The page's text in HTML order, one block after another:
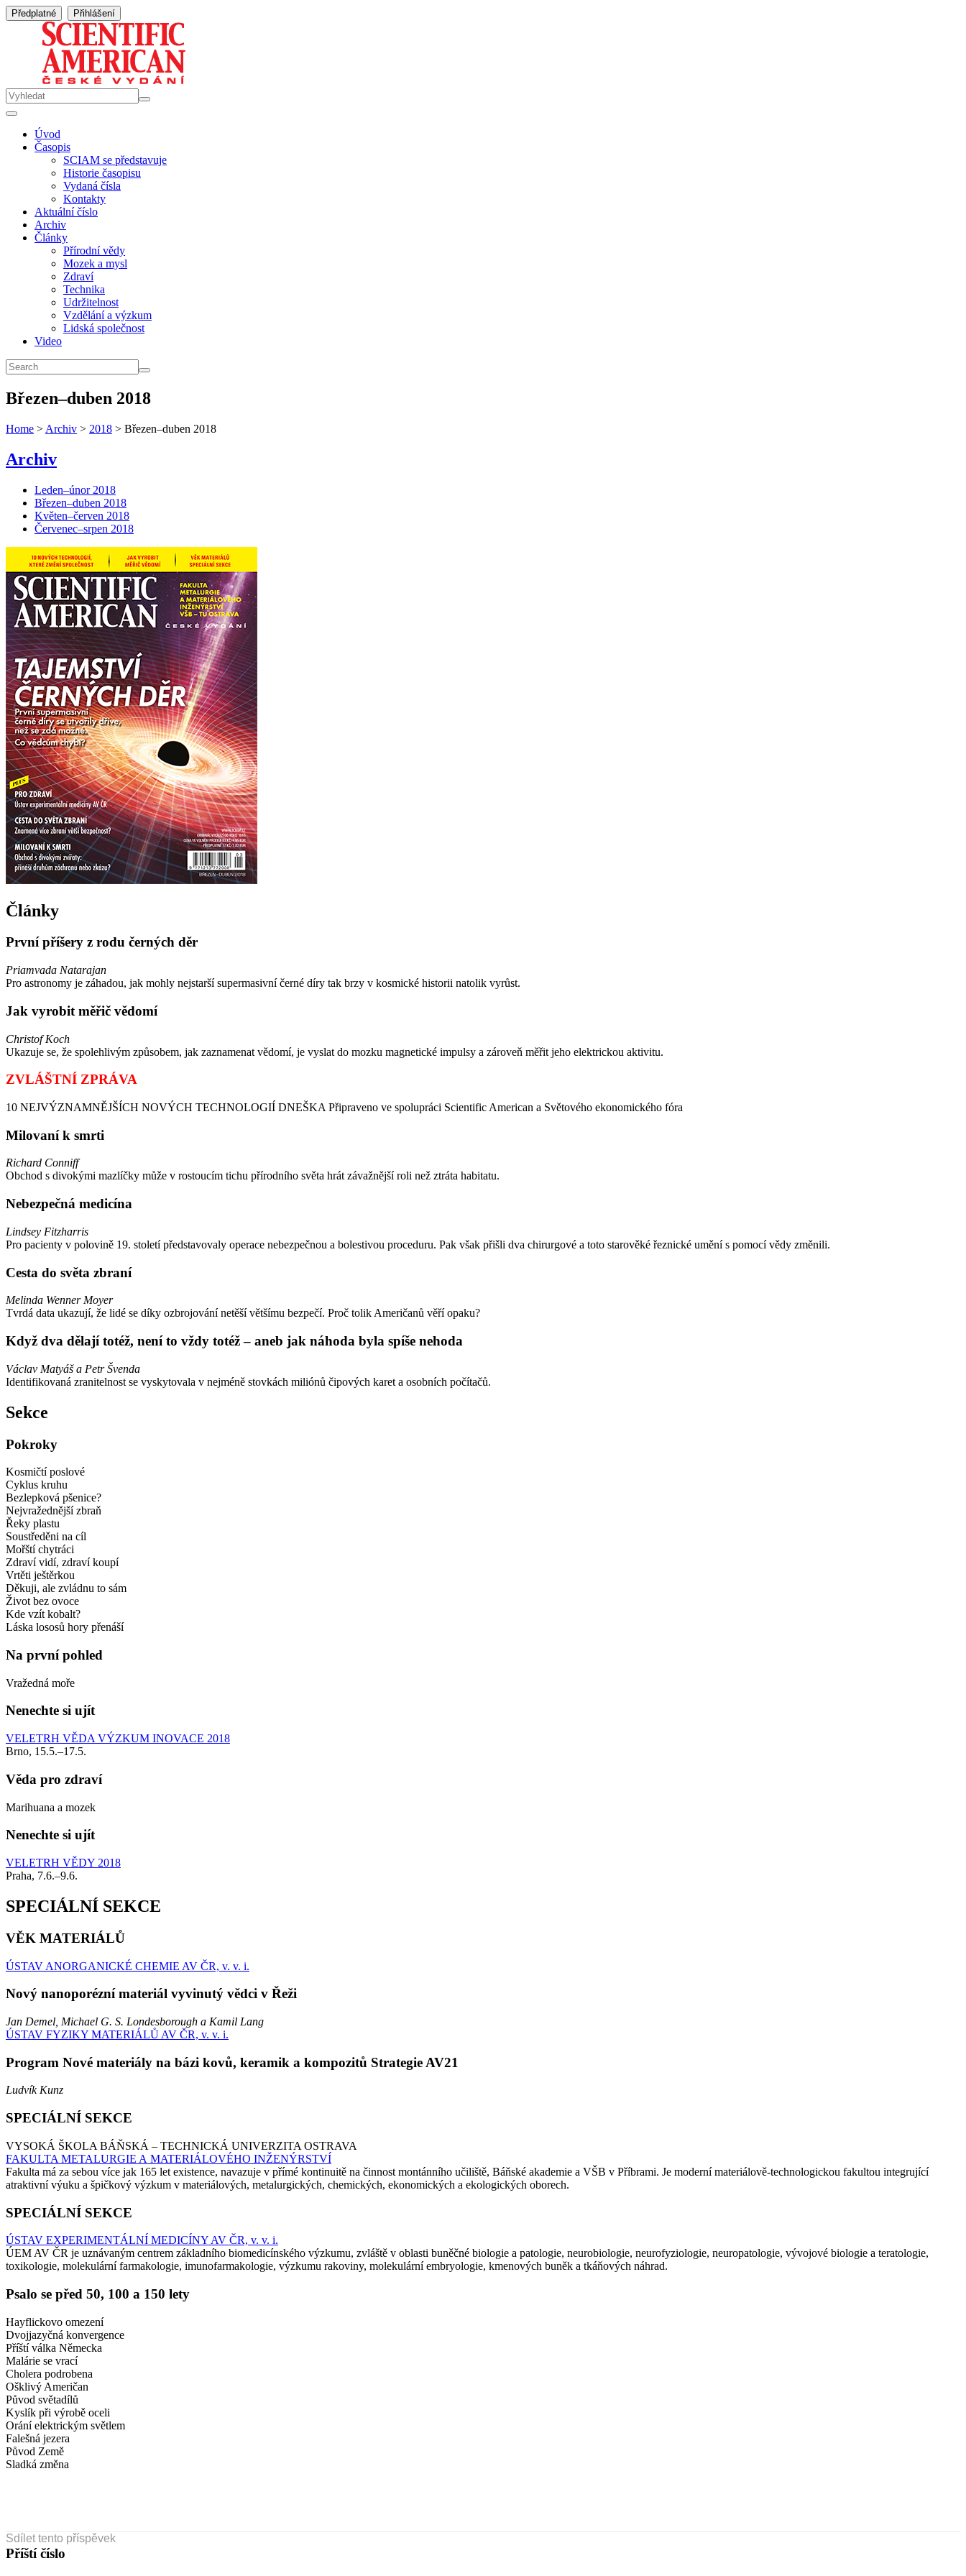
Předplatné Přihlášení
Úvod
Časopis
SCIAM se představuje
Historie časopisu
Vydaná čísla
Kontakty
Aktuální číslo
Archiv
Články
Přírodní vědy
Mozek a mysl
Zdraví
Technika
Udržitelnost
Vzdělání a výzkum
Lidská společnost
Video
Březen–duben 2018
Home > Archiv > 2018 > Březen–duben 2018
Archiv
Leden–únor 2018
Březen–duben 2018
Květen–červen 2018
Červenec–srpen 2018
Články
První příšery z rodu černých děr
Priamvada Natarajan
Pro astronomy je záhadou, jak mohly nejstarší supermasivní černé díry tak brzy v kosmické historii natolik vyrůst.
Jak vyrobit měřič vědomí
Christof Koch
Ukazuje se, že spolehlivým způsobem, jak zaznamenat vědomí, je vyslat do mozku magnetické impulsy a zároveň měřit jeho elektrickou aktivitu.
ZVLÁŠTNÍ ZPRÁVA
10 NEJVÝZNAMNĚJŠÍCH NOVÝCH TECHNOLOGIÍ DNEŠKA Připraveno ve spolupráci Scientific American a Světového ekonomického fóra
Milovaní k smrti
Richard Conniff
Obchod s divokými mazlíčky může v rostoucím tichu přírodního světa hrát závažnější roli než ztráta habitatu.
Nebezpečná medicína
Lindsey Fitzharris
Pro pacienty v polovině 19. století představovaly operace nebezpečnou a bolestivou proceduru. Pak však přišli dva chirurgové a toto starověké řeznické umění s pomocí vědy změnili.
Cesta do světa zbraní
Melinda Wenner Moyer
Tvrdá data ukazují, že lidé se díky ozbrojování netěší většímu bezpečí. Proč tolik Američanů věří opaku?
Když dva dělají totéž, není to vždy totéž – aneb jak náhoda byla spíše nehoda
Václav Matyáš a Petr Švenda
Identifikovaná zranitelnost se vyskytovala v nejméně stovkách miliónů čipových karet a osobních počítačů.
Sekce
Pokroky
Kosmičtí poslové
Cyklus kruhu
Bezlepková pšenice?
Nejvražednější zbraň
Řeky plastu
Soustředěni na cíl
Mořští chytráci
Zdraví vidí, zdraví koupí
Vrtěti ještěrkou
Děkuji, ale zvládnu to sám
Život bez ovoce
Kde vzít kobalt?
Láska lososů hory přenáší
Na první pohled
Vražedná moře
Nenechte si ujít
VELETRH VĚDA VÝZKUM INOVACE 2018
Brno, 15.5.–17.5.
Věda pro zdraví
Marihuana a mozek
Nenechte si ujít
VELETRH VĚDY 2018
Praha, 7.6.–9.6.
SPECIÁLNÍ SEKCE
VĚK MATERIÁLŮ
ÚSTAV ANORGANICKÉ CHEMIE AV ČR, v. v. i.
Nový nanoporézní materiál vyvinutý vědci v Řeži
Jan Demel, Michael G. S. Londesborough a Kamil Lang
ÚSTAV FYZIKY MATERIÁLŮ AV ČR, v. v. i.
Program Nové materiály na bázi kovů, keramik a kompozitů Strategie AV21
Ludvík Kunz
SPECIÁLNÍ SEKCE
VYSOKÁ ŠKOLA BÁŇSKÁ – TECHNICKÁ UNIVERZITA OSTRAVA
FAKULTA METALURGIE A MATERIÁLOVÉHO INŽENÝRSTVÍ
Fakulta má za sebou více jak 165 let existence, navazuje v přímé kontinuitě na činnost montánního učiliště, Báňské akademie a VŠB v Příbrami. Je moderní materiálově-technologickou fakultou integrující
atraktivní výuku a špičkový výzkum v materiálových, metalurgických, chemických, ekonomických a ekologických oborech.
SPECIÁLNÍ SEKCE
ÚSTAV EXPERIMENTÁLNÍ MEDICÍNY AV ČR, v. v. i.
ÚEM AV ČR je uznávaným centrem základního biomedicínského výzkumu, zvláště v oblasti buněčné biologie a patologie, neurobiologie, neurofyziologie, neuropatologie, vývojové biologie a teratologie,
toxikologie, molekulární farmakologie, imunofarmakologie, výzkumu rakoviny, molekulární embryologie, kmenových buněk a tkáňových náhrad.
Psalo se před 50, 100 a 150 lety
Hayflickovo omezení
Dvojjazyčná konvergence
Příští válka Německa
Malárie se vrací
Cholera podrobena
Ošklivý Američan
Původ světadílů
Kyslík při výrobě oceli
Orání elektrickým světlem
Falešná jezera
Původ Země
Sladká změna
Sdílet tento příspěvek
Příští číslo